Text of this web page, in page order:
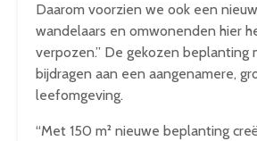
Daarom voorzien we ook een
wandelaars en omwonenden hier
verpozen.” De gekozen beplanting
bijdragen aan een aangenamere,
leefomgeving.
“Met 150 m² nieuwe beplanting